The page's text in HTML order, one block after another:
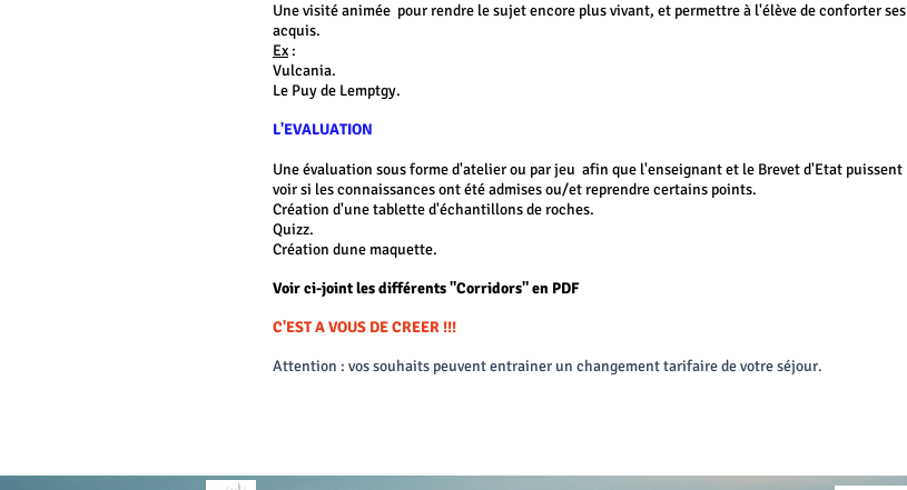
Une visité animée pour rendre le sujet encore plus vivant, et permettre à l'élève de conforter ses
acquis.
Ex :
Vulcania.
Le Puy de Lemptgy.
L'EVALUATION
Une évaluation sous forme d'atelier ou par jeu afin que l'enseignant et le Brevet d'Etat puissent
voir si les connaissances ont été admises ou/et reprendre certains points.
Création d'une tablette d'échantillons de roches.
Quizz.
Création dune maquette.
Voir ci-joint les différents "Corridors" en PDF
C'EST A VOUS DE CREER !!!
Attention : vos souhaits peuvent entrainer un changement tarifaire de votre séjour.